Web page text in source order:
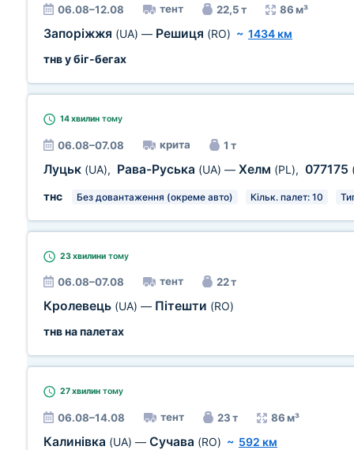
06.08–12.08 тент 22,5 т 86 м³
Запоріжжя (UA) — Решиця (RO) ~ 1434 км
тнв у біг-бегах
14 хвилин тому
06.08–07.08 крита 1 т
Луцьк (UA), Рава-Руська (UA) — Хелм (PL), 077175
тнс
Без довантаження (окреме авто) Кільк. палет: 10
23 хвилини тому
06.08–07.08 тент 22 т
Кролевець (UA) — Пітешти (RO)
тнв на палетах
27 хвилин тому
06.08–14.08 тент 23 т 86 м³
Калинівка (UA) — Сучава (RO) ~ 592 км